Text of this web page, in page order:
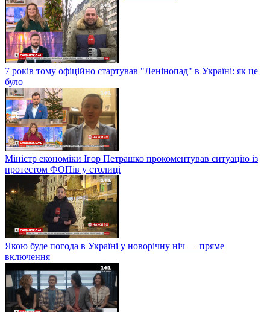
7 років тому офіційно стартував "Ленінопад" в Україні: як це
було
Міністр економіки Ігор Петрашко прокоментував ситуацію із
протестом ФОПів у столиці
Якою буде погода в Україні у новорічну ніч — пряме
включення